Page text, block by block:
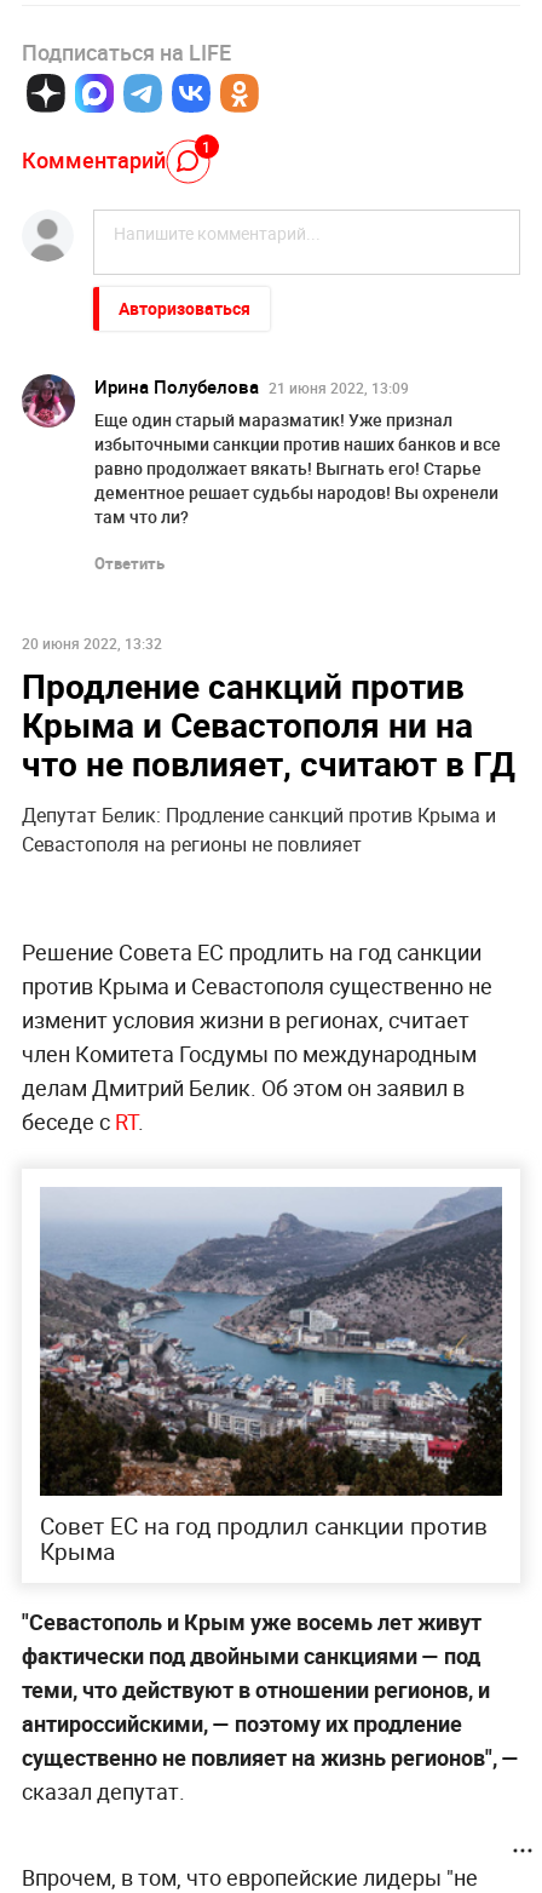
Подписаться на LIFE
Комментарий 1
Авторизоваться
Ирина Полубелова 21 июня 2022, 13:09
Eще один старый маразматик! Уже признал
избыточными санкции против наших банков и все
равно продолжает вякать! Выгнать его! Старье
дементное решает судьбы народов! Вы охренели
там что ли?
Ответить
20 июня 2022, 13:32
Продление санкций против
Крыма и Севастополя ни на
что не повлияет, считают в ГД
Депутат Белик: Продление санкций против Крыма и
Севастополя на регионы не повлияет
Решение Совета ЕС продлить на год санкции
против Крыма и Севастополя существенно не
изменит условия жизни в регионах, считает
член Комитета Госдумы по международным
делам Дмитрий Белик. Об этом он заявил в
беседе сRT.
Совет ЕС на год продлил санкции против
Крыма
"Севастополь и Крым уже восемь лет живут
фактически под двойными санкциями — под
теми, что действуют в отношении регионов, и
антироссийскими, — поэтому их продление
существенно не повлияет на жизнь регионов", —
сказал депутат.
Впрочем, в том, что европейские лидеры "не